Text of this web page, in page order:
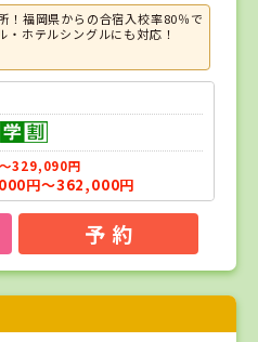
！福岡県からの合宿入校率80％で
・ホテルシングルにも対応！
329,090円
円～362,000円
予 約